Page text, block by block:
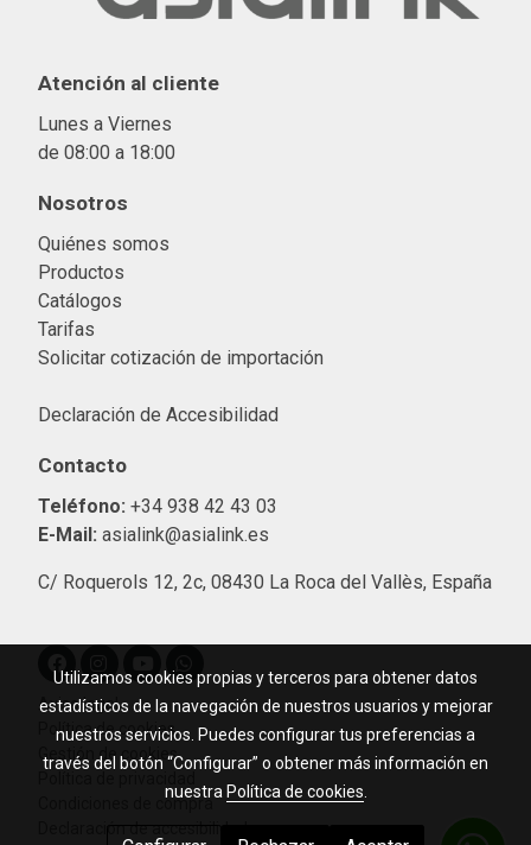
Atención al cliente
Lunes a Viernes
de 08:00 a 18:00
Nosotros
Quiénes somos
Productos
Catálogos
Tarifas
Solicitar cotización de importación
Declaración de Accesibilidad
Contacto
Teléfono: +34 938 42 43 03
E-Mail: asialink@asialink.es
C/ Roquerols 12, 2c, 08430 La Roca del Vallès, España
Aviso legal
Política de cookies
Gestión de cookies
Condiciones de compra
Utilizamos cookies propias y terceros para obtener datos
estadísticos de la navegación de nuestros usuarios y mejorar
nuestros servicios. Puedes configurar tus preferencias a
través del botón “Configurar” o obtener más información en
nuestra Política de cookies